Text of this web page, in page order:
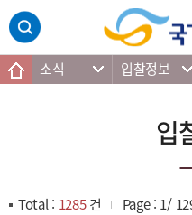
본
주메
하
소식 입찰정보
입
Total : 1285건 Page : 1/